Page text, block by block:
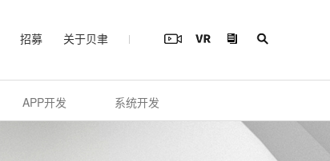
招募 关于贝聿
APP开发 系统开发